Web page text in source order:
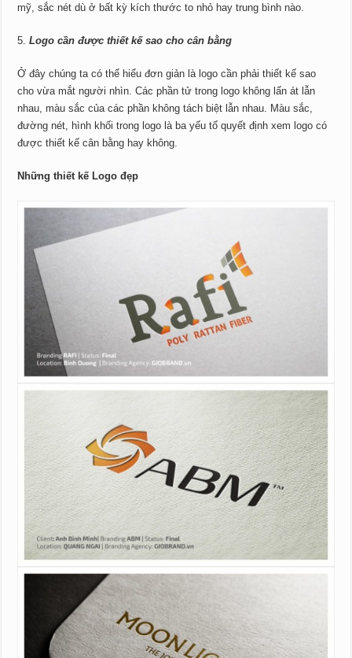
mỹ, sắc nét dù ở bất kỳ kích thước to nhỏ hay trung bình nào.
Logo cần được thiết kế sao cho cân bằng
Ở đây chúng ta có thể hiểu đơn giản là logo cần phải thiết kế sao
cho vừa mắt người nhìn. Các phần tử trong logo không lấn át lẫn
nhau, màu sắc của các phần không tách biệt lẫn nhau. Màu sắc,
đường nét, hình khối trong logo là ba yếu tố quyết định xem logo có
được thiết kế cân bằng hay không.
Những thiết kế Logo đẹp